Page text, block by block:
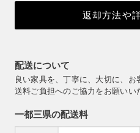
返却方法や
配送について
良い家具を、丁寧に、大切に、お
送料ご負担へのご協力をお願いい
一都三県の配送料